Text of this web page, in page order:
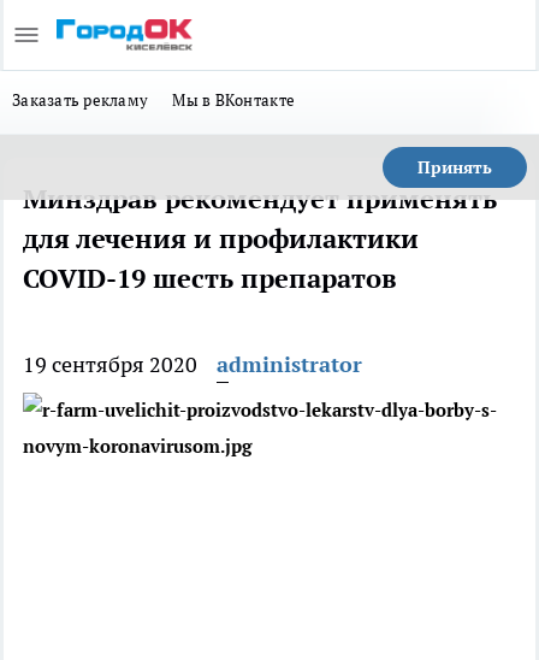
Заказать рекламу Мы в ВКонтакте
Принять
Минздрав рекомендует применять
для лечения и профилактики
COVID-19 шесть препаратов
19 сентября 2020 administrator